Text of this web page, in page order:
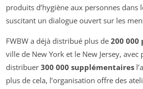
produits d’hygiène aux personnes dans
suscitant un dialogue ouvert sur les
FWBW a déjà distribué plus de 200
ville de New York et le New Jersey, avec
distribuer 300 000 supplémentaires
plus de cela, l’organisation offre des